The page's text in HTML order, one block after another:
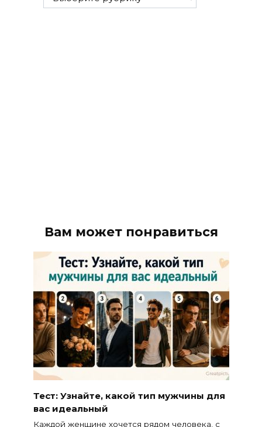
рубрики
Вам может понравиться
Тест: Узнайте, какой тип мужчины для
вас идеальный
Каждой женщине хочется рядом человека, с